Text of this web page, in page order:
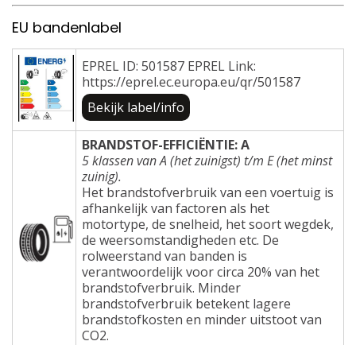
EU bandenlabel
EPREL ID: 501587 EPREL Link:
https://eprel.ec.europa.eu/qr/501587
Bekijk label/info
BRANDSTOF-EFFICIËNTIE: A
5 klassen van A (het zuinigst) t/m E (het minst
zuinig).
Het brandstofverbruik van een voertuig is
afhankelijk van factoren als het
motortype, de snelheid, het soort wegdek,
de weersomstandigheden etc. De
rolweerstand van banden is
verantwoordelijk voor circa 20% van het
brandstofverbruik. Minder
brandstofverbruik betekent lagere
brandstofkosten en minder uitstoot van
CO2.